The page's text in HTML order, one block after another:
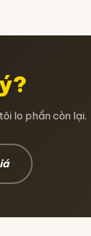
lo phần còn lại.